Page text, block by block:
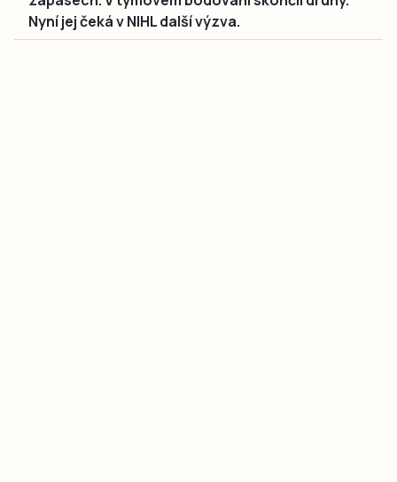
Nyní jej čeká v NIHL další výzva.